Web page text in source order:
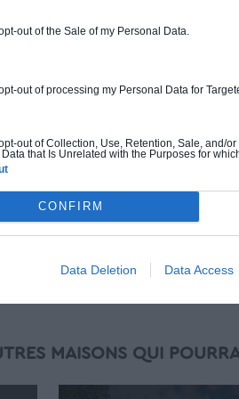
out of the Sale of my Personal Data.
out of processing my Personal Data for
out of Collection, Use, Retention, Sale, and/
that Is Unrelated with the Purposes for
CONFIRM
Data Deletion Data Access
normes standards.
oeuvre et le second
À partir de
408
MAISONS QUI